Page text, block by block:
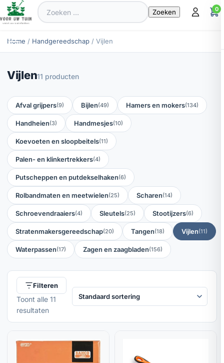
Zoeken
naar:
0
Home / Handgereedschap / Vijlen
Vijlen11 producten
Afval grijpers(9) Bijlen(49) Hamers en mokers(134)
Handheien(3) Handmesjes(10)
Koevoeten en sloopbeitels(11)
Palen- en klinkertrekkers(4)
Putscheppen en putdekselhaken(6)
Rolbandmaten en meetwielen(25) Scharen(14)
Schroevendraaiers(4) Sleutels(25) Stootijzers(6)
Stratenmakersgereedschap(20) Tangen(18) Vijlen(11)
Waterpassen(17) Zagen en zaagbladen(156)
Filteren
Toont alle 11
resultaten